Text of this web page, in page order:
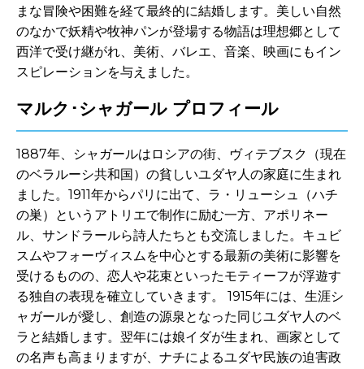
まな冒険や困難を経て最終的に結婚します。美しい自然
のなかで妖精や牧神パンが登場する物語は理想郷として
西洋で受け継がれ、美術、バレエ、音楽、映画にもイン
スピレーションを与えました。
マルク･シャガール プロフィール
1887年、シャガールはロシアの街、ヴィテブスク（現在
のベラルーシ共和国）の貧しいユダヤ人の家庭に生まれ
ました。1911年からパリに出て、ラ・リューシュ（ハチ
の巣）というアトリエで制作に励む一方、アポリネー
ル、サンドラールら詩人たちとも交流しました。キュビ
スムやフォーヴィスムを中心とする最新の美術に影響を
受けるものの、恋人や花束といったモティーフが浮遊す
る独自の表現を確立していきます。 1915年には、生涯シ
ャガールが愛し、創造の源泉となった同じユダヤ人のベ
ラと結婚します。翌年には娘イダが生まれ、画家として
の名声も高まりますが、ナチによるユダヤ民族の迫害政